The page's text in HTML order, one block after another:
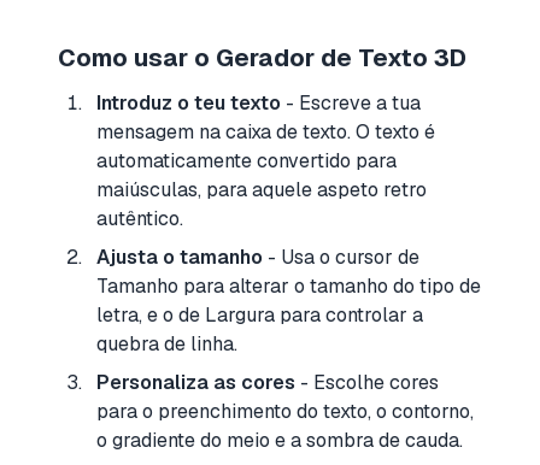
Como usar o Gerador de Texto 3D
Introduz o teu texto - Escreve a tua
mensagem na caixa de texto. O texto é
automaticamente convertido para
maiúsculas, para aquele aspeto retro
autêntico.
Ajusta o tamanho - Usa o cursor de
Tamanho para alterar o tamanho do tipo de
letra, e o de Largura para controlar a
quebra de linha.
Personaliza as cores - Escolhe cores
para o preenchimento do texto, o contorno,
o gradiente do meio e a sombra de cauda.